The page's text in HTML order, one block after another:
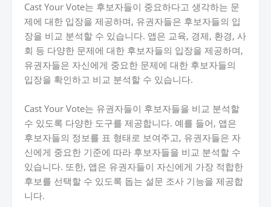
Cast Your Vote는 후보자들이 중요하다고 생각하는 문
제에 대한 입장을 제공하며, 유권자들은 후보자들의 입
장을 비교 분석할 수 있습니다. 앱은 교육, 경제, 환경, 사
회 등 다양한 문제에 대한 후보자들의 입장을 제공하며,
유권자들은 자신에게 중요한 문제에 대한 후보자들의
입장을 확인하고 비교 분석할 수 있습니다.
Cast Your Vote는 유권자들이 후보자들을 비교 분석할
수 있도록 다양한 도구를 제공합니다. 예를 들어, 앱은
후보자들의 정보를 표 형태로 보여주고, 유권자들은 자
신에게 중요한 기준에 따라 후보자들을 비교 분석할 수
있습니다. 또한, 앱은 유권자들이 자신에게 가장 적합한
후보를 선택할 수 있도록 돕는 설문 조사 기능을 제공합
니다.